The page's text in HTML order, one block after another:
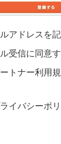
アドレスを記
受信に同意す
トナー利用規
イバシーポリ